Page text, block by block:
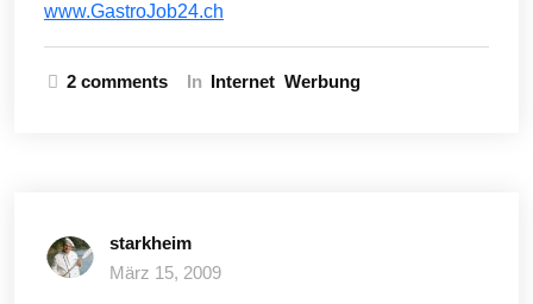
www.GastroJob24.ch
2 comments In Internet Werbung
starkheim
März 15, 2009